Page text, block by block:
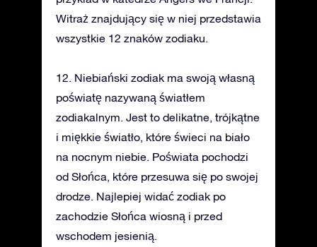
Witraż znajdujący się w niej przedstawia
wszystkie 12 znaków zodiaku.
12. Niebiański zodiak ma swoją własną
poświatę nazywaną światłem
zodiakalnym. Jest to delikatne, trójkątne
i miękkie światło, które świeci na biało
na nocnym niebie. Poświata pochodzi
od Słońca, które przesuwa się po swojej
drodze. Najlepiej widać zodiak po
zachodzie Słońca wiosną i przed
wschodem jesienią.